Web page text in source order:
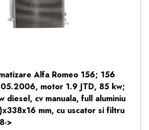
Alfa Romeo 156; 156
motor 1.9 JTD, 85 kw;
diesel, cv manuala, full aluminiu
mm, cu uscator si filtru
>